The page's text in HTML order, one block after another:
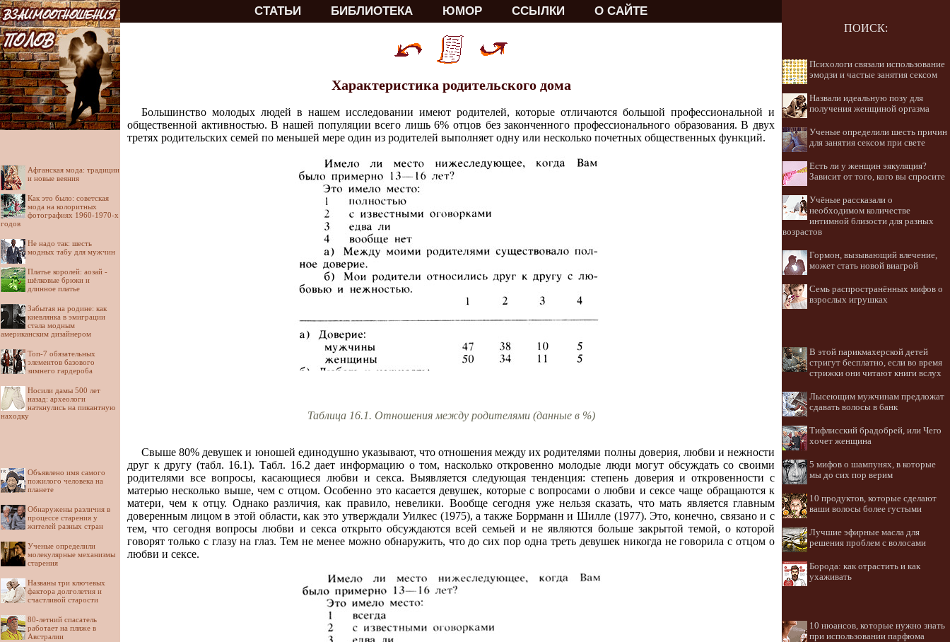
СТАТЬИ БИБЛИОТЕКА ЮМОР ССЫЛКИ О САЙТЕ
Афганская мода: традиции
и новые веяния
Как это было: советская
мода на колоритных
фотографиях 1960-1970-х
годов
Не надо так: шесть
модных табу для мужчин
Платье королей: аозай -
шёлковые брюки и
длинное платье
Забытая на родине: как
киевлянка в эмиграции
стала модным
американским дизайнером
Топ-7 обязательных
элементов базового
зимнего гардероба
Носили дамы 500 лет
назад: археологи
наткнулись на пикантную
находку
Объявлено имя самого
пожилого человека на
планете
Обнаружены различия в
процессе старения у
жителей разных стран
Ученые определили
молекулярные механизмы
старения
Названы три ключевых
фактора долголетия и
счастливой старости
80-летний спасатель
работает на пляже в
Австралии
Характеристика родительского дома
Большинство молодых людей в нашем исследовании имеют родителей, которые отличаются большой профессиональной и
общественной активностью. В нашей популяции всего лишь 6% отцов без законченного профессионального образования. В двух
третях родительских семей по меньшей мере один из родителей выполняет одну или несколько почетных общественных функций.
Таблица 16.1. Отношения между родителями (данные в %)
Свыше 80% девушек и юношей единодушно указывают, что отношения между их родителями полны доверия, любви и нежности
друг к другу (табл. 16.1). Табл. 16.2 дает информацию о том, насколько откровенно молодые люди могут обсуждать со своими
родителями все вопросы, касающиеся любви и секса. Выявляется следующая тенденция: степень доверия и откровенности с
матерью несколько выше, чем с отцом. Особенно это касается девушек, которые с вопросами о любви и сексе чаще обращаются к
матери, чем к отцу. Однако различия, как правило, невелики. Вообще сегодня уже нельзя сказать, что мать является главным
доверенным лицом в этой области, как это утверждали Уилкес (1975), а также Боррманн и Шилле (1977). Это, конечно, связано и с
тем, что сегодня вопросы любви и секса открыто обсуждаются всей семьей и не являются больше закрытой темой, о которой
говорят только с глазу на глаз. Тем не менее можно обнаружить, что до сих пор одна треть девушек никогда не говорила с отцом о
любви и сексе.
ПОИСК:
Психологи связали использование
эмодзи и частые занятия сексом
Назвали идеальную позу для
получения женщиной оргазма
Ученые определили шесть причин
для занятия сексом при свете
Есть ли у женщин эякуляция?
Зависит от того, кого вы спросите
Учёные рассказали о
необходимом количестве
интимной близости для разных
возрастов
Гормон, вызывающий влечение,
может стать новой виагрой
Семь распространённых мифов о
взрослых игрушках
В этой парикмахерской детей
стригут бесплатно, если во время
стрижки они читают книги вслух
Лысеющим мужчинам предложат
сдавать волосы в банк
Тифлисский брадобрей, или Чего
хочет женщина
5 мифов о шампунях, в которые
мы до сих пор верим
10 продуктов, которые сделают
ваши волосы более густыми
Лучшие эфирные масла для
решения проблем с волосами
Борода: как отрастить и как
ухаживать
10 нюансов, которые нужно знать
при использовании парфюма